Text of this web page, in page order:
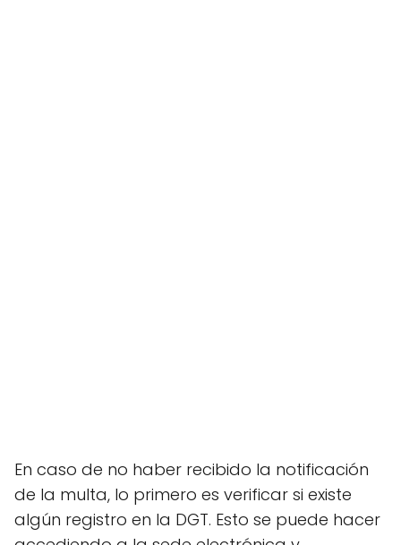
En caso de no haber recibido la notificación
de la multa, lo primero es verificar si existe
algún registro en la DGT. Esto se puede hacer